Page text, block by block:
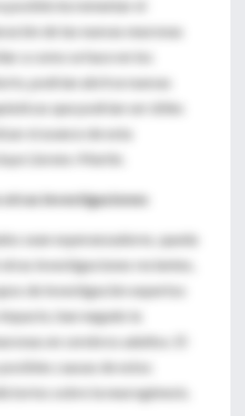
posible incrementar el
de las nuevas neuronas
a como se hace en los
podrían abrirse nuevas
que podrían ser útiles
el avance de esta
Llorens-Martín.
otras investigaciones
sean esperanzadores, queda
investigaciones recientes,
de investigación expertos
han negado la
en cerebros adultos. El
causas de estos
sobre la neurogénesis.